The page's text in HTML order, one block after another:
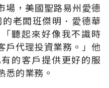
場，美國聖路易州愛德
老闆班傑明．愛德華
聽起來好像我不識時
戶代理投資業務。」他
的客戶提供更好的服
悉的業務。